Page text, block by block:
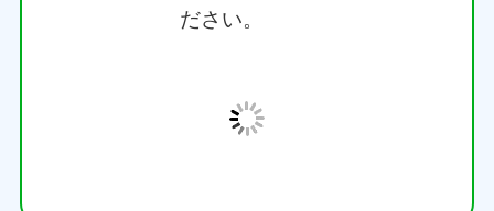
ださい。